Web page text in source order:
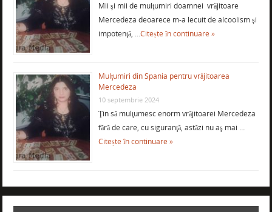
Mii şi mii de mulţumiri doamnei vrăjitoare
Mercedeza deoarece m-a lecuit de alcoolism şi
impotenţă, …Citește în continuare »
Mulţumiri din Spania pentru vrăjitoarea
Mercedeza
10 septembrie 2024
Ţin să mulţumesc enorm vrăjitoarei Mercedeza
fără de care, cu siguranţă, astăzi nu aş mai …
Citește în continuare »